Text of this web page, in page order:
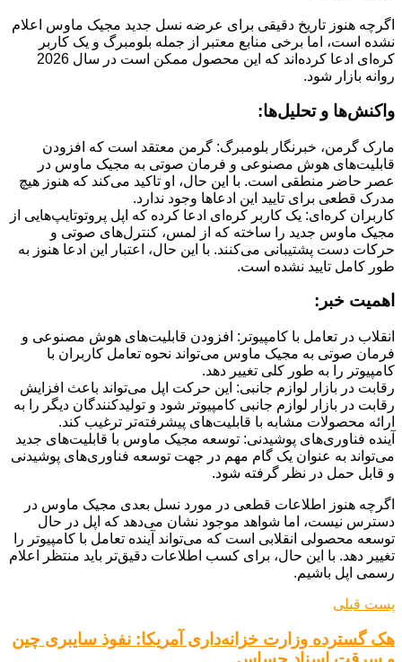
اگرچه هنوز تاریخ دقیقی برای عرضه نسل جدید مجیک ماوس اعلام
نشده است، اما برخی منابع معتبر از جمله بلومبرگ و یک کاربر
کره‌ای ادعا کرده‌اند که این محصول ممکن است در سال 2026
روانه بازار شود.
واکنش‌ها و تحلیل‌ها:
مارک گرمن، خبرنگار بلومبرگ: گرمن معتقد است که افزودن
قابلیت‌های هوش مصنوعی و فرمان صوتی به مجیک ماوس در
عصر حاضر منطقی است. با این حال، او تاکید می‌کند که هنوز هیچ
مدرک قطعی برای تایید این ادعاها وجود ندارد.
کاربران کره‌ای: یک کاربر کره‌ای ادعا کرده که اپل پروتوتایپ‌هایی از
مجیک ماوس جدید را ساخته که از لمس، کنترل‌های صوتی و
حرکات دست پشتیبانی می‌کنند. با این حال، اعتبار این ادعا هنوز به
طور کامل تایید نشده است.
اهمیت خبر:
انقلاب در تعامل با کامپیوتر: افزودن قابلیت‌های هوش مصنوعی و
فرمان صوتی به مجیک ماوس می‌تواند نحوه تعامل کاربران با
کامپیوتر را به طور کلی تغییر دهد.
رقابت در بازار لوازم جانبی: این حرکت اپل می‌تواند باعث افزایش
رقابت در بازار لوازم جانبی کامپیوتر شود و تولیدکنندگان دیگر را به
ارائه محصولات مشابه با قابلیت‌های پیشرفته‌تر ترغیب کند.
آینده فناوری‌های پوشیدنی: توسعه مجیک ماوس با قابلیت‌های جدید
می‌تواند به عنوان یک گام مهم در جهت توسعه فناوری‌های پوشیدنی
و قابل حمل در نظر گرفته شود.
اگرچه هنوز اطلاعات قطعی در مورد نسل بعدی مجیک ماوس در
دسترس نیست، اما شواهد موجود نشان می‌دهد که اپل در حال
توسعه محصولی انقلابی است که می‌تواند آینده تعامل با کامپیوتر را
تغییر دهد. با این حال، برای کسب اطلاعات دقیق‌تر باید منتظر اعلام
رسمی اپل باشیم.
پست قبلی
هک گسترده وزارت خزانه‌داری آمریکا: نفوذ سایبری چین